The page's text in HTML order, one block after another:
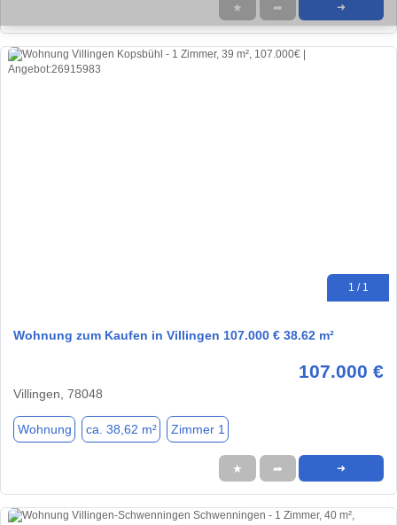
★ ➦ ➜
1 / 1
Wohnung zum Kaufen in Villingen 107.000 € 38.62 m²
107.000 €
Villingen, 78048
Wohnung ca. 38,62 m² Zimmer 1
★ ➦ ➜